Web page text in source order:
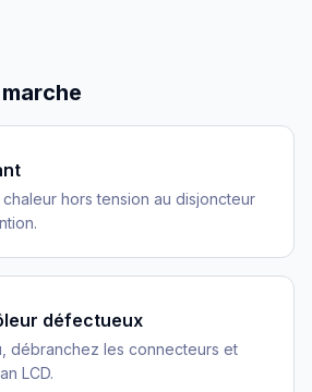
hors tension au disjoncteur
défectueux
débranchez les connecteurs et
LCD.